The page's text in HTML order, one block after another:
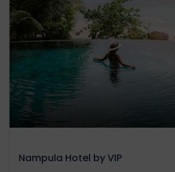
Nampula Hotel by VIP